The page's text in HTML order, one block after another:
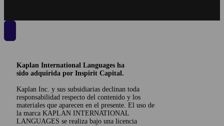
Kaplan International Languages ha
sido adquirida por Inspirit Capital.
Kaplan Inc. y sus subsidiarias declinan toda
responsabilidad respecto del contenido y los
materiales que aparecen en el presente. El uso de
la marca KAPLAN INTERNATIONAL
LANGUAGES se realiza bajo una licencia